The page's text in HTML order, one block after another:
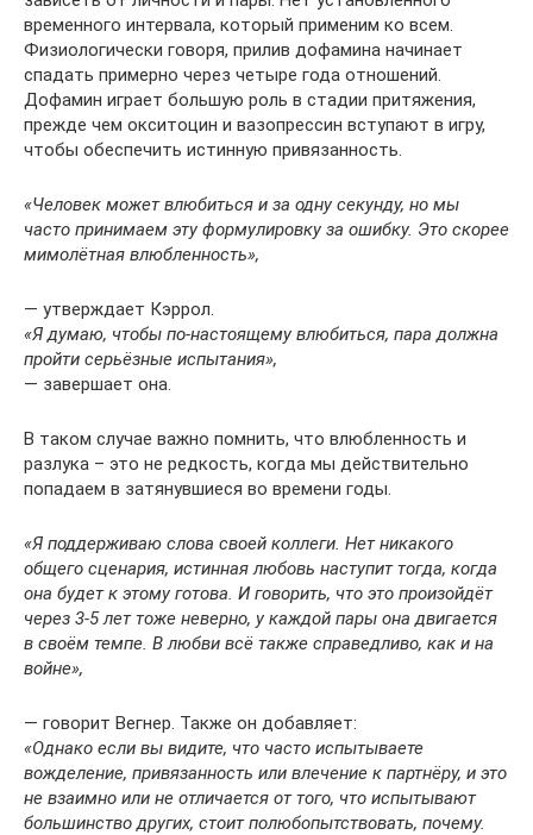
временного интервала, который применим ко всем.
Физиологически говоря, прилив дофамина начинает
спадать примерно через четыре года отношений.
Дофамин играет большую роль в стадии притяжения,
прежде чем окситоцин и вазопрессин вступают в игру,
чтобы обеспечить истинную привязанность.
«Человек может влюбиться и за одну секунду, но мы
часто принимаем эту формулировку за ошибку. Это скорее
мимолётная влюбленность»,
— утверждает Кэррол.
«Я думаю, чтобы по-настоящему влюбиться, пара должна
пройти серьёзные испытания»,
— завершает она.
В таком случае важно помнить, что влюбленность и
разлука – это не редкость, когда мы действительно
попадаем в затянувшиеся во времени годы.
«Я поддерживаю слова своей коллеги. Нет никакого
общего сценария, истинная любовь наступит тогда, когда
она будет к этому готова. И говорить, что это произойдёт
через 3-5 лет тоже неверно, у каждой пары она двигается
в своём темпе. В любви всё также справедливо, как и на
войне»,
— говорит Вегнер. Также он добавляет:
«Однако если вы видите, что часто испытываете
вожделение, привязанность или влечение к партнёру, и это
не взаимно или не отличается от того, что испытывают
большинство других, стоит полюбопытствовать, почему.